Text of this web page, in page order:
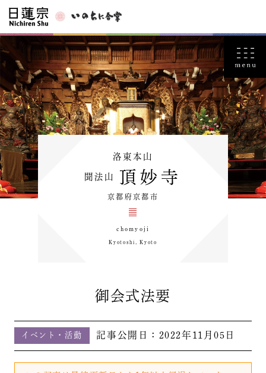
洛東本山
聞法山 頂妙寺
京都府京都市
chomyoji
Kyotoshi, Kyoto
御会式法要
イベント・活動 記事公開日： 2022年11月05日